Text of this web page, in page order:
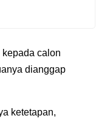
calon
dianggap
ketetapan,